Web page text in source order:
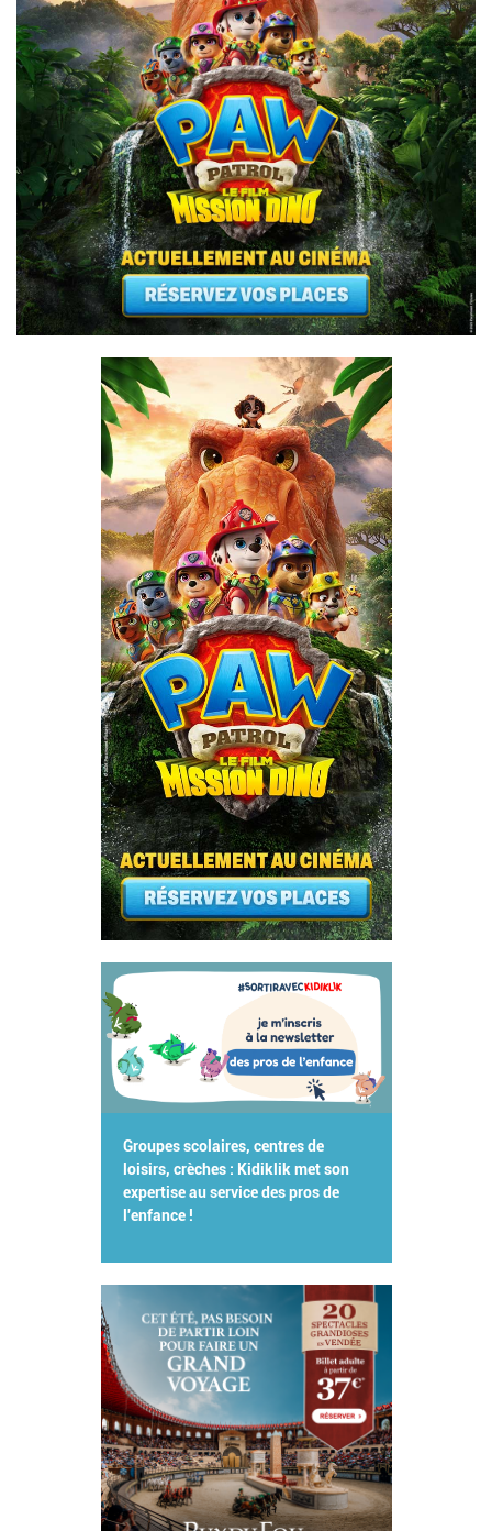
Groupes scolaires, centres de
loisirs, crèches : Kidiklik met son
expertise au service des pros de
l'enfance !